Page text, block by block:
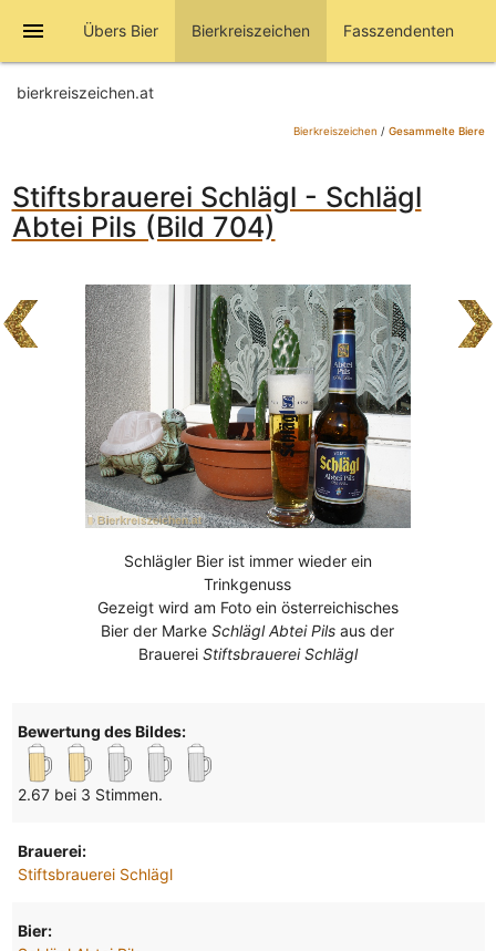
menu Übers Bier Bierkreiszeichen Fasszendenten
bierkreiszeichen.at
Bierkreiszeichen / Gesammelte Biere
Stiftsbrauerei Schlägl - Schlägl
Abtei Pils (Bild 704)
Schlägler Bier ist immer wieder ein
Trinkgenuss
Gezeigt wird am Foto ein österreichisches
Bier der MarkeSchlägl Abtei Pils aus der
Brauerei Stiftsbrauerei Schlägl
Bewertung des Bildes:
2.67 bei 3 Stimmen.
Brauerei:
Stiftsbrauerei Schlägl
Bier: